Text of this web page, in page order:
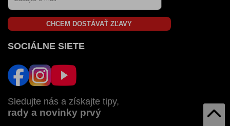
CHCEM DOSTÁVAŤ ZĽAVY
SOCIÁLNE SIETE
Sledujte nás a získajte tipy,
rady a novinky prvý